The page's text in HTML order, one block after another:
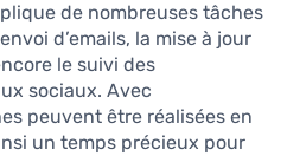
de nombreuses tâches
d’emails, la mise à jour
le suivi des
sociaux. Avec
peuvent être réalisées en
un temps précieux pour